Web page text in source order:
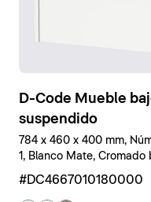
D-Code Mueble
suspendido
784 x 460 x 400 mm,
1, Blanco Mate, Cromado
#DC4667010180000